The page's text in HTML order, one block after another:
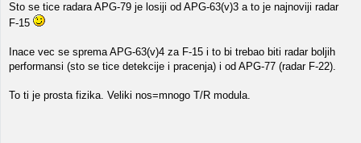
Sto se tice radara APG-79 je losiji od APG-63(v)3 a to je najnoviji radar
F-15
Inace vec se sprema APG-63(v)4 za F-15 i to bi trebao biti radar boljih
performansi (sto se tice detekcije i pracenja) i od APG-77 (radar F-22).
To ti je prosta fizika. Veliki nos=mnogo T/R modula.